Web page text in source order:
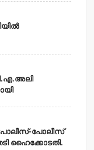
പോലീസ്-പോലീസ്
ഹൈക്കോടതി.